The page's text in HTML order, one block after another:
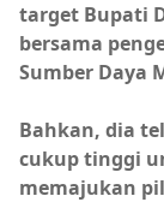
target Bupati
bersama
Sumber Daya
Bahkan, dia
cukup tinggi
memajukan